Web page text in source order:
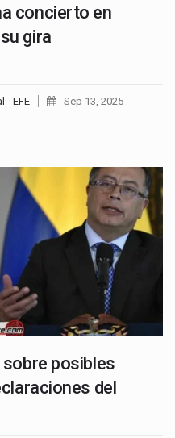
concierto en
gira
- EFE Sep 13, 2025
posibles
del